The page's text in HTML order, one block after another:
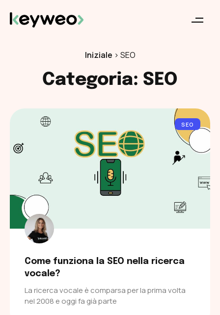
Iniziale > SEO
Categoria: SEO
SEO
Come funziona la SEO nella ricerca
vocale?
La ricerca vocale è comparsa per la prima volta
nel 2008 e oggi fa già parte